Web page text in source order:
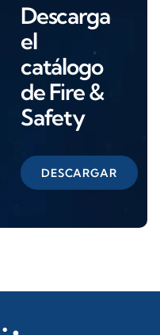
Descarga
el
catálogo
de Fire &
Safety
DESCARGAR